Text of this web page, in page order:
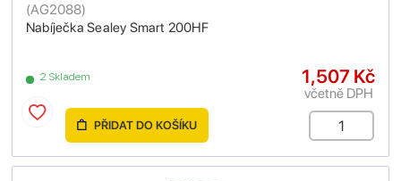
Nabíječka Sealey Smart 200HF
(AG2088)
2 Skladem 1,507 Kč
včetně DPH
PŘIDAT DO KOŠÍKU